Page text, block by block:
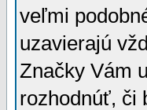
veľmi
uzavierajú
Značky Vám
rozhodnúť, či